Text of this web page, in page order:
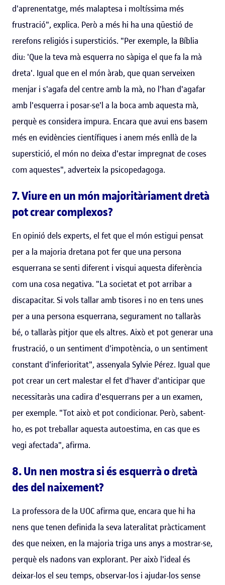
d'aprenentatge, més malaptesa i moltíssima més
frustració", explica. Però a més hi ha una qüestió de
rerefons religiós i supersticiós. "Per exemple, la Bíblia
diu: 'Que la teva mà esquerra no sàpiga el que fa la mà
dreta'. Igual que en el món àrab, que quan serveixen
menjar i s'agafa del centre amb la mà, no l'han d'agafar
amb l'esquerra i posar-se'l a la boca amb aquesta mà,
perquè es considera impura. Encara que avui ens basem
més en evidències científiques i anem més enllà de la
superstició, el món no deixa d'estar impregnat de coses
com aquestes", adverteix la psicopedagoga.
7. Viure en un món majoritàriament dretà
pot crear complexos?
En opinió dels experts, el fet que el món estigui pensat
per a la majoria dretana pot fer que una persona
esquerrana se senti diferent i visqui aquesta diferència
com una cosa negativa. "La societat et pot arribar a
discapacitar. Si vols tallar amb tisores i no en tens unes
per a una persona esquerrana, segurament no tallaràs
bé, o tallaràs pitjor que els altres. Això et pot generar una
frustració, o un sentiment d'impotència, o un sentiment
constant d'inferioritat", assenyala Sylvie Pérez. Igual que
pot crear un cert malestar el fet d'haver d'anticipar que
necessitaràs una cadira d'esquerrans per a un examen,
per exemple. "Tot això et pot condicionar. Però, sabent-
ho, es pot treballar aquesta autoestima, en cas que es
vegi afectada", afirma.
8. Un nen mostra si és esquerrà o dretà
des del naixement?
La professora de la UOC afirma que, encara que hi ha
nens que tenen definida la seva lateralitat pràcticament
des que neixen, en la majoria triga uns anys a mostrar-se,
perquè els nadons van explorant. Per això l'ideal és
deixar-los el seu temps, observar-los i ajudar-los sense